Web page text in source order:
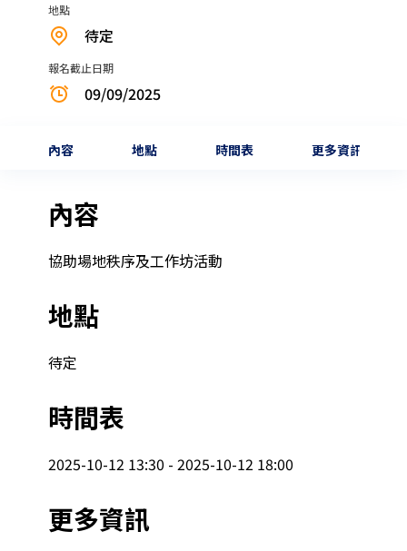
地點
待定
報名截止日期
09/09/2025
內容 地點 時間表 更多資訊
內容
協助場地秩序及工作坊活動
地點
待定
時間表
2025-10-12 13:30 - 2025-10-12 18:00
更多資訊